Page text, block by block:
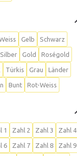
Gelb Schwarz
Silber Gold Roségold
Türkis Grau Länder
Bunt Rot-Weiss
1 Zahl 2 Zahl 3 Zahl 4
6 Zahl 7 Zahl 8 Zahl 9